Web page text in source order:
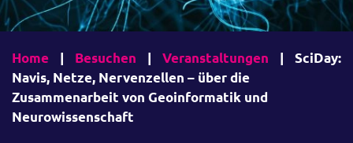
Home | Besuchen | Veranstaltungen |
SciDay:
Navis, Netze, Nervenzellen – über die
Zusammenarbeit von Geoinformatik und
Neurowissenschaft